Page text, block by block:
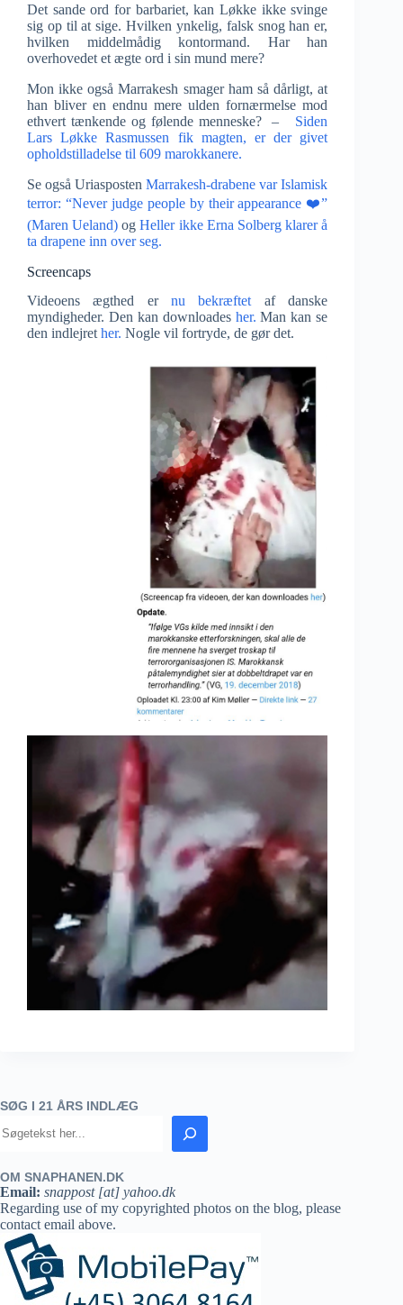
Det sande ord for barbariet, kan Løkke ikke svinge
sig op til at sige. Hvilken ynkelig, falsk snog han er,
hvilken middelmådig kontormand. Har han
overhovedet et ægte ord i sin mund mere?
Mon ikke også Marrakesh smager ham så dårligt, at
han bliver en endnu mere ulden fornærmelse mod
ethvert tænkende og følende menneske? – Siden
Lars Løkke Rasmussen fik magten, er der givet
opholdstilladelse til 609 marokkanere.
Se også UriaspostenMarrakesh-drabene var Islamisk
terror: “Never judge people by their appearance ❤️”
(Maren Ueland) ogHeller ikke Erna Solberg klarer å
ta drapene inn over seg.
Screencaps
Videoens ægthed ernu bekræftet af danske
myndigheder. Den kan downloades her. Man kan se
den indlejret her. Nogle vil fortryde, de gør det.
SØG I 21 ÅRS INDLÆG
OM SNAPHANEN.DK
Email: snappost [at] yahoo.dk
Regarding use of my copyrighted photos on the blog, please
contact email above.